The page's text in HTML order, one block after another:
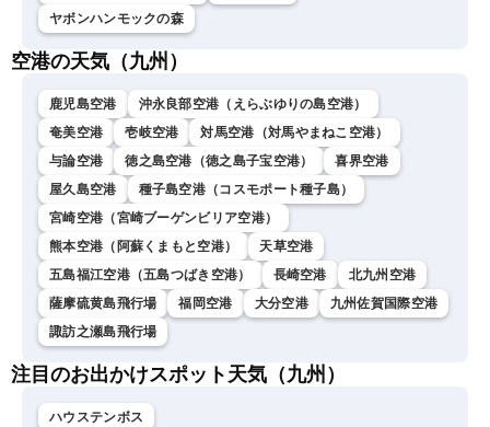
ヤボンハンモックの森
空港の天気（九州）
鹿児島空港
沖永良部空港（えらぶゆりの島空港）
奄美空港
壱岐空港
対馬空港（対馬やまねこ空港）
与論空港
徳之島空港（徳之島子宝空港）
喜界空港
屋久島空港
種子島空港（コスモポート種子島）
宮崎空港（宮崎ブーゲンビリア空港）
熊本空港（阿蘇くまもと空港）
天草空港
五島福江空港（五島つばき空港）
長崎空港
北九州空港
薩摩硫黄島飛行場
福岡空港 大分空港
九州佐賀国際空港
諏訪之瀬島飛行場
注目のお出かけスポット天気（九州）
ハウステンボス